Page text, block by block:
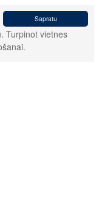
Sapratu
Turpinot vietnes